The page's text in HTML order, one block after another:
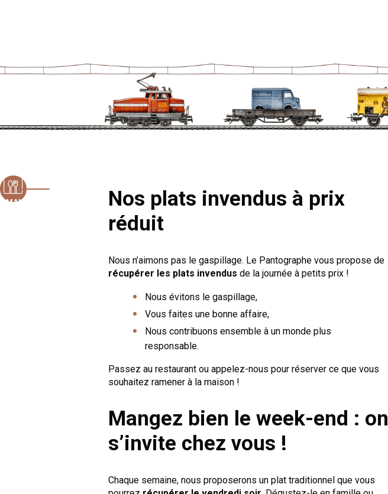
Nos plats invendus à prix
réduit
Nous n’aimons pas le gaspillage. Le Pantographe vous propose de
récupérer les plats invendus de la journée à petits prix !
Nous évitons le gaspillage,
Vous faites une bonne affaire,
Nous contribuons ensemble à un monde plus
responsable.
Passez au restaurant ou appelez-nous pour réserver ce que vous
souhaitez ramener à la maison !
Mangez bien le week-end : on
s’invite chez vous !
Chaque semaine, nous proposerons un plat traditionnel que vous